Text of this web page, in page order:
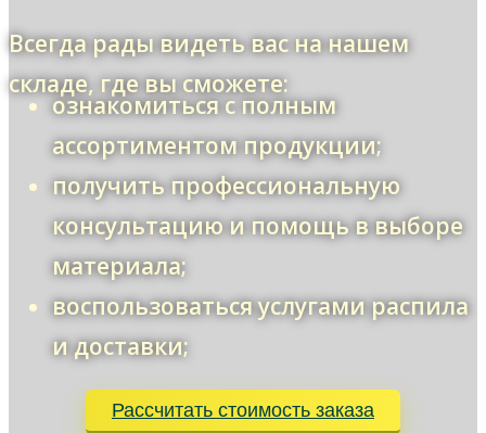
Всегда рады видеть вас на нашем
складе, где вы сможете:
ознакомиться с полным
ассортиментом продукции;
получить профессиональную
консультацию и помощь в выборе
материала;
воспользоваться услугами распила
и доставки;
Рассчитать стоимость заказа